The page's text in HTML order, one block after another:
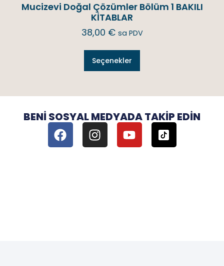
Mucizevi Doğal Çözümler Bölüm 1 BAKILI
KİTABLAR
38,00 € sa PDV
Seçenekler
BENI SOSYAL MEDYADA TAKIP EDIN